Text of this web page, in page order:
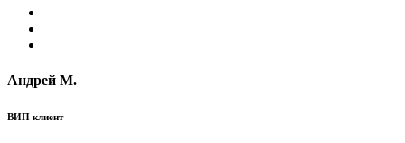
Андрей М.
ВИП клиент